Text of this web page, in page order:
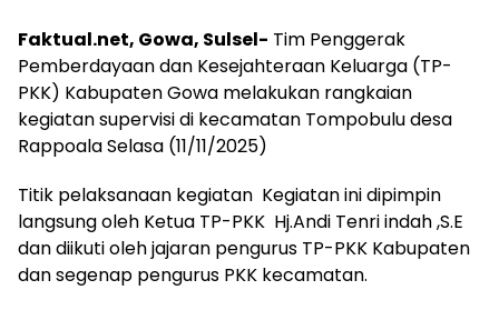
‎Faktual.net, Gowa, Sulsel- Tim Penggerak
Pemberdayaan dan Kesejahteraan Keluarga (TP-
PKK) Kabupaten Gowa melakukan rangkaian
kegiatan supervisi di kecamatan Tompobulu desa
Rappoala Selasa (11/11/2025)
Titik pelaksanaan kegiatan Kegiatan ini dipimpin
langsung oleh Ketua TP-PKK Hj.Andi Tenri indah ,S.E
dan diikuti oleh jajaran pengurus TP-PKK Kabupaten
dan segenap pengurus PKK kecamatan.